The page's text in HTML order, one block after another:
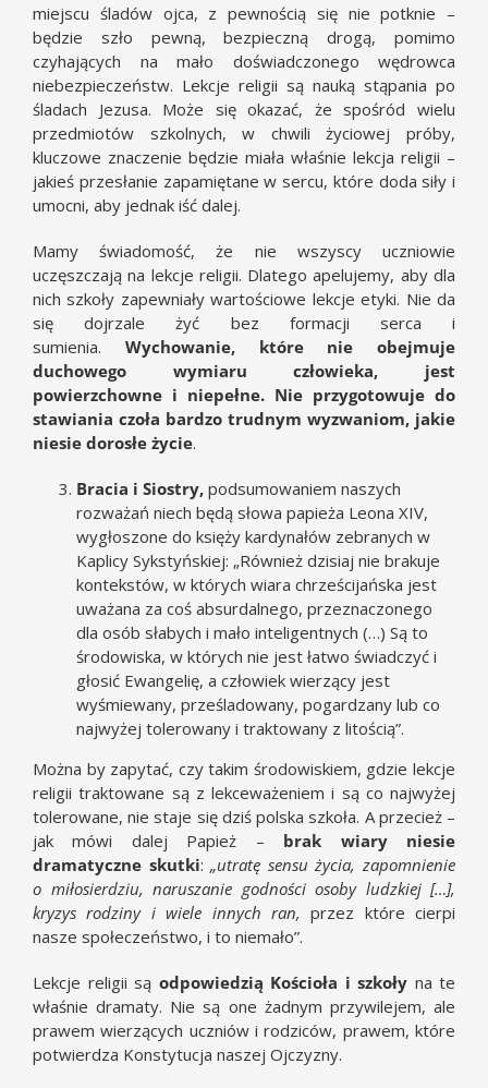
miejscu śladów ojca, z pewnością się nie potknie –
będzie szło pewną, bezpieczną drogą, pomimo
czyhających na mało doświadczonego wędrowca
niebezpieczeństw. Lekcje religii są nauką stąpania po
śladach Jezusa. Może się okazać, że spośród wielu
przedmiotów szkolnych, w chwili życiowej próby,
kluczowe znaczenie będzie miała właśnie lekcja religii –
jakieś przesłanie zapamiętane w sercu, które doda siły i
umocni, aby jednak iść dalej.
Mamy świadomość, że nie wszyscy uczniowie
uczęszczają na lekcje religii. Dlatego apelujemy, aby dla
nich szkoły zapewniały wartościowe lekcje etyki. Nie da
się dojrzale żyć bez formacji serca i
sumienia. Wychowanie, które nie obejmuje
duchowego wymiaru człowieka, jest
powierzchowne i niepełne. Nie przygotowuje do
stawiania czoła bardzo trudnym wyzwaniom, jakie
niesie dorosłe życie.
Bracia i Siostry, podsumowaniem naszych
rozważań niech będą słowa papieża Leona XIV,
wygłoszone do księży kardynałów zebranych w
Kaplicy Sykstyńskiej: „Również dzisiaj nie brakuje
kontekstów, w których wiara chrześcijańska jest
uważana za coś absurdalnego, przeznaczonego
dla osób słabych i mało inteligentnych (…) Są to
środowiska, w których nie jest łatwo świadczyć i
głosić Ewangelię, a człowiek wierzący jest
wyśmiewany, prześladowany, pogardzany lub co
najwyżej tolerowany i traktowany z litością”.
Można by zapytać, czy takim środowiskiem, gdzie lekcje
religii traktowane są z lekceważeniem i są co najwyżej
tolerowane, nie staje się dziś polska szkoła. A przecież –
jak mówi dalej Papież – brak wiary niesie
dramatyczne skutki:„utratę sensu życia, zapomnienie
o miłosierdziu, naruszanie godności osoby ludzkiej […],
kryzys rodziny i wiele innych ran, przez które cierpi
nasze społeczeństwo, i to niemało”.
Lekcje religii są odpowiedzią Kościoła i szkoły na te
właśnie dramaty. Nie są one żadnym przywilejem, ale
prawem wierzących uczniów i rodziców, prawem, które
potwierdza Konstytucja naszej Ojczyzny.